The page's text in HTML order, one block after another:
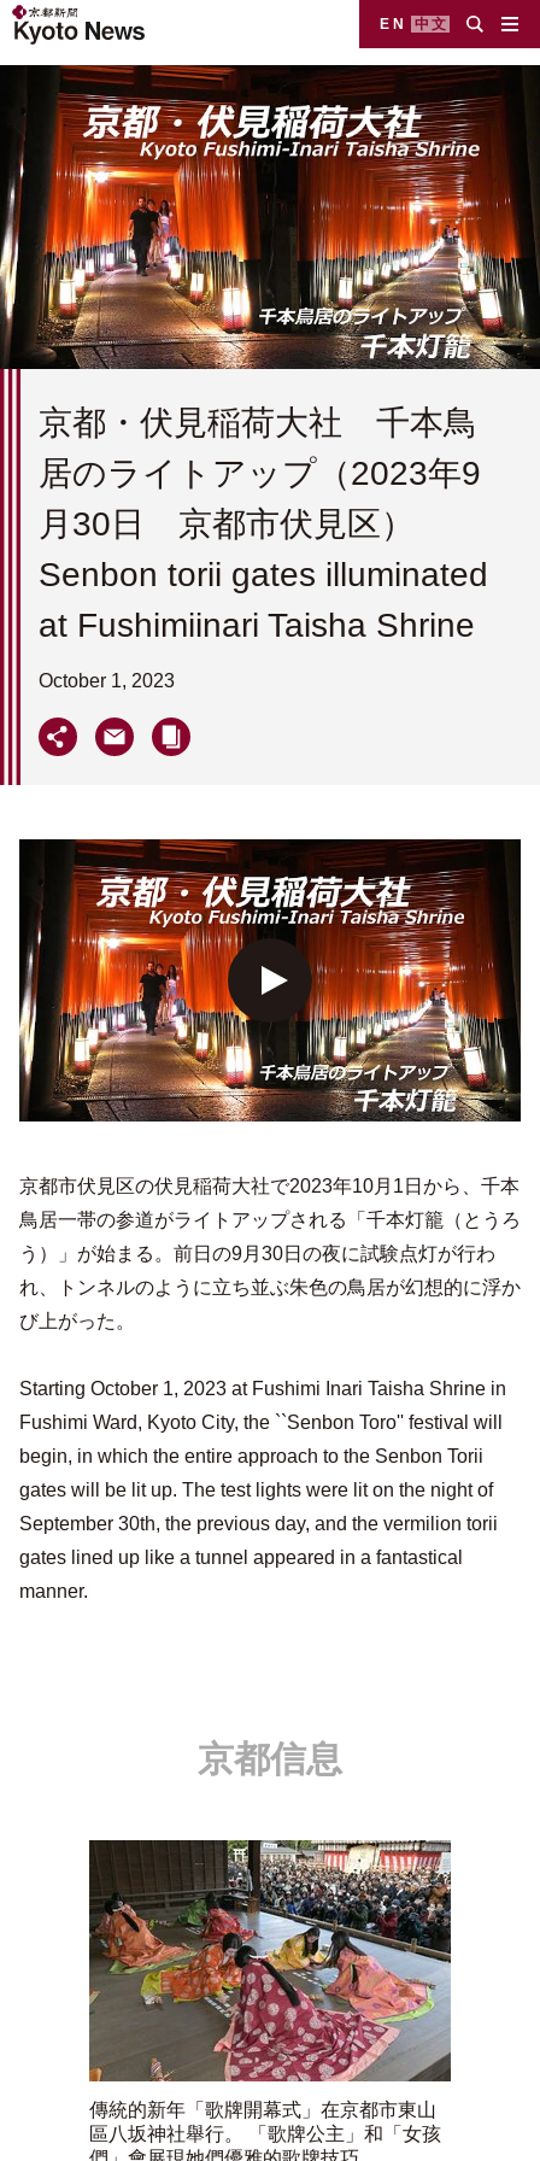
EN 中文
京都・伏見稲荷大社 千本鳥
居のライトアップ（2023年9
月30日 京都市伏見区）
Senbon torii gates illuminated
at Fushimiinari Taisha Shrine
October 1, 2023
京都市伏見区の伏見稲荷大社で2023年10月1日から、千本
鳥居一帯の参道がライトアップされる「千本灯籠（とうろ
う）」が始まる。前日の9月30日の夜に試験点灯が行わ
れ、トンネルのように立ち並ぶ朱色の鳥居が幻想的に浮か
び上がった。
Starting October 1, 2023 at Fushimi Inari Taisha Shrine in
Fushimi Ward, Kyoto City, the ``Senbon Toro'' festival will
begin, in which the entire approach to the Senbon Torii
gates will be lit up. The test lights were lit on the night of
September 30th, the previous day, and the vermilion torii
gates lined up like a tunnel appeared in a fantastical
manner.
京都信息
傳統的新年「歌牌開幕式」在京都市東山
區八坂神社舉行。 「歌牌公主」和「女孩